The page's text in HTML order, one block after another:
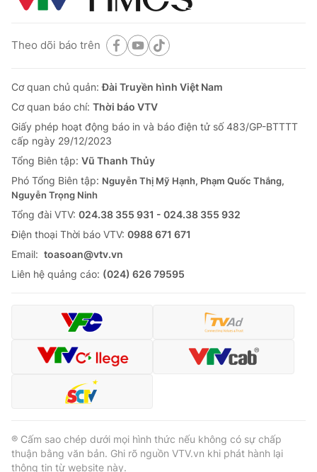
Theo dõi báo trên
Cơ quan chủ quản:Đài Truyền hình Việt Nam
Cơ quan báo chí: Thời báo VTV
Giấy phép hoạt động báo in và báo điện tử số 483/GP-BTTTT
cấp ngày 29/12/2023
Tổng Biên tập: Vũ Thanh Thủy
Phó Tổng Biên tập: Nguyễn Thị Mỹ Hạnh, Phạm Quốc Thắng,
Nguyễn Trọng Ninh
Tổng đài VTV: 024.38 355 931 - 024.38 355 932
Ðiện thoại Thời báo VTV: 0988 671 671
Email: toasoan@vtv.vn
Liên hệ quảng cáo: (024) 626 79595
® Cấm sao chép dưới mọi hình thức nếu không có sự chấp
thuận bằng văn bản. Ghi rõ nguồn VTV.vn khi phát hành lại
thông tin từ website này.